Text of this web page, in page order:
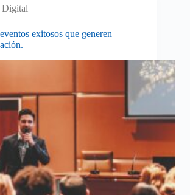
Digital
exitosos que generen